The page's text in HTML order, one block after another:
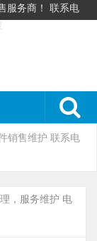
服务商！ 联系电
销售维护 联系电
，服务维护 电